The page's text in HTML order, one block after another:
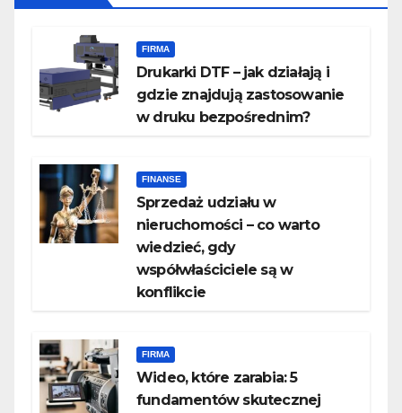
FIRMA
Drukarki DTF – jak działają i
gdzie znajdują zastosowanie
w druku bezpośrednim?
FINANSE
Sprzedaż udziału w
nieruchomości – co warto
wiedzieć, gdy
współwłaściciele są w
konflikcie
FIRMA
Wideo, które zarabia: 5
fundamentów skutecznej